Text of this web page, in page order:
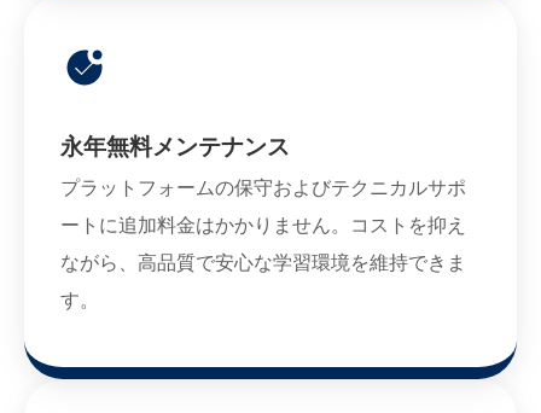
永年無料メンテナンス
プラットフォームの保守およびテクニカルサポ
ートに追加料金はかかりません。コストを抑え
ながら、高品質で安心な学習環境を維持できま
す。